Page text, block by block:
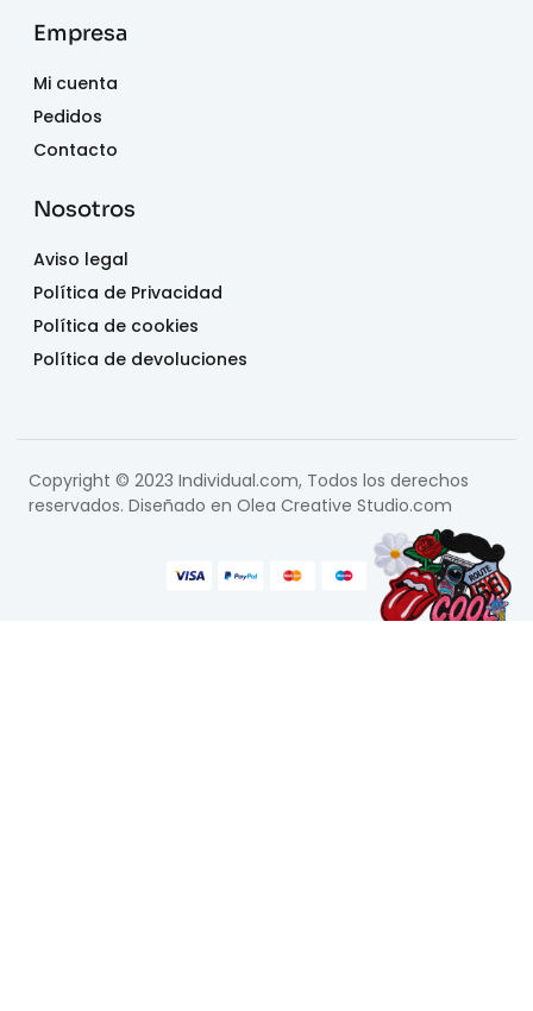
Empresa
Mi cuenta
Pedidos
Contacto
Nosotros
Aviso legal
Política de Privacidad
Política de cookies
Política de devoluciones
Copyright © 2023 Individual.com, Todos los derechos
reservados. Diseñado en Olea Creative Studio.com